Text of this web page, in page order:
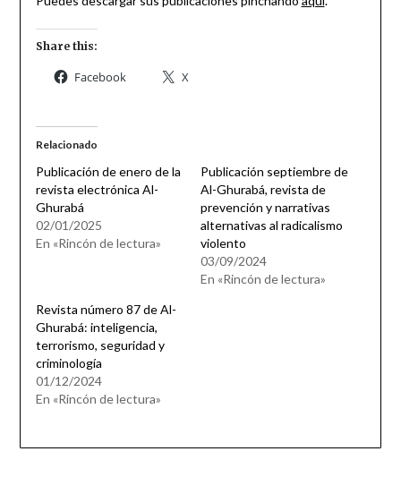
Share this:
Facebook X
Relacionado
Publicación de enero de la
revista electrónica Al-
Ghurabá
02/01/2025
En «Rincón de lectura»
Publicación septiembre de
Al-Ghurabá, revista de
prevención y narrativas
alternativas al radicalismo
violento
03/09/2024
En «Rincón de lectura»
Revista número 87 de Al-
Ghurabá: inteligencia,
terrorismo, seguridad y
criminología
01/12/2024
En «Rincón de lectura»